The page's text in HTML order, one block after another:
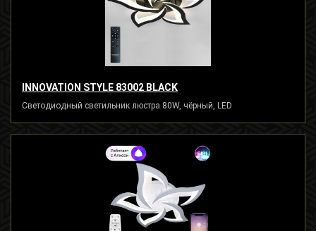
INNOVATION STYLE 83002 BLACK
Светодиодный светильник люстра 80W, чёрный, LED